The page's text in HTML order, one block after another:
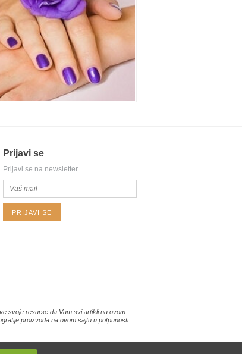
Prijavi se
Prijavi se na newsletter
PRIJAVI SE
svoje resurse da Vam svi artikli na ovom
proizvoda na ovom sajtu u potpunosti